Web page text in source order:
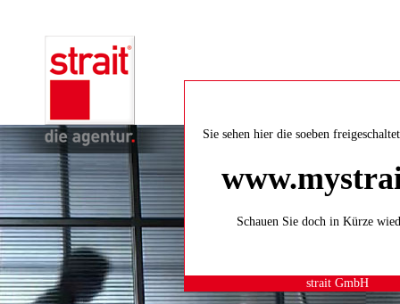
Sie sehen hier die soeben
Schauen Sie doch in Kürze
strait GmbH